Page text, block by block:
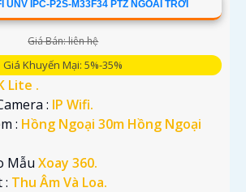
UNV IPC-P2S-M33F34 PTZ NGOÀI TRỜI
Giá Bán: liên hệ
Giá Khuyến Mại: 5%-35%
Lite .
: IP Wifi.
: Hồng Ngoại 30m Hồng Ngoại
Mẫu Xoay 360.
: Thu Âm Và Loa.